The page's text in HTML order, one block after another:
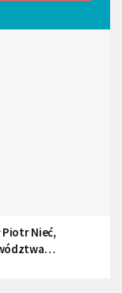
Piotr Nieć,